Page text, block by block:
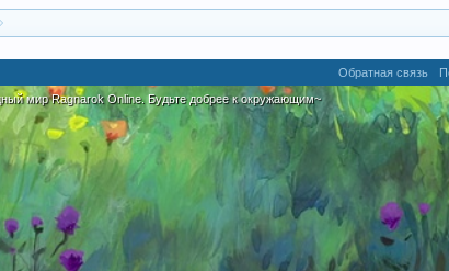
Обратная связь
мир Ragnarok Online. Будьте добрее к окружающим~